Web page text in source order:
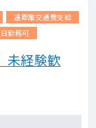
遠距離交通費支給
勤務可
未経験歓